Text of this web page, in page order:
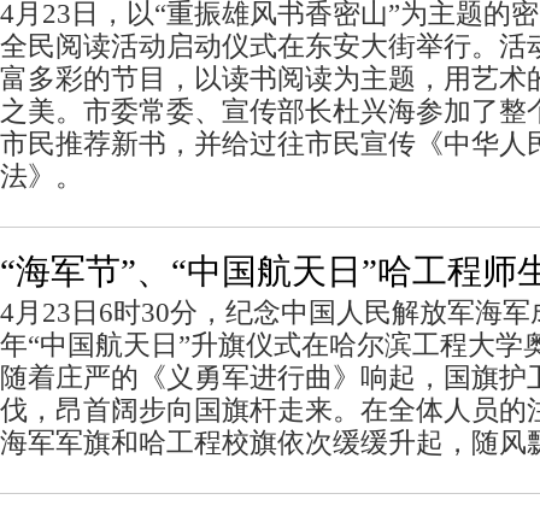
4月23日，以“重振雄风书香密山”为主题的
全民阅读活动启动仪式在东安大街举行。活
富多彩的节目，以读书阅读为主题，用艺术
之美。市委常委、宣传部长杜兴海参加了整
市民推荐新书，并给过往市民宣传《中华人
法》。
“海军节”、“中国航天日”哈工程师
4月23日6时30分，纪念中国人民解放军海军
年“中国航天日”升旗仪式在哈尔滨工程大学
随着庄严的《义勇军进行曲》响起，国旗护
伐，昂首阔步向国旗杆走来。在全体人员的
海军军旗和哈工程校旗依次缓缓升起，随风